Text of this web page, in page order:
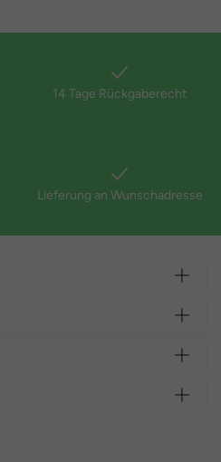
14 Tage Rückgaberecht
Lieferung an Wunschadresse